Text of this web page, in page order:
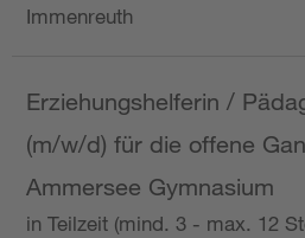
Immenreuth
Erziehungshelferin /
(m/w/d) für die offene
Ammersee Gymnasium
in Teilzeit (mind. 3 - max. 12